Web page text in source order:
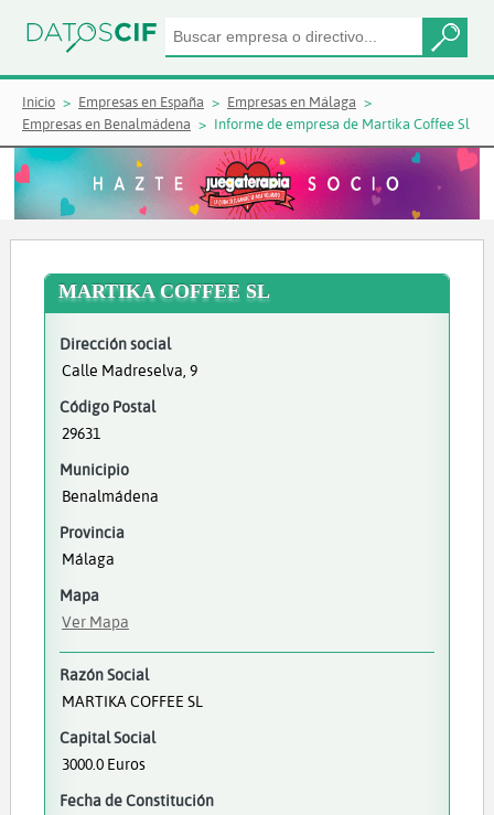
Inicio Empresas en España
Empresas en Málaga
Empresas en Benalmádena
Informe de empresa de Martika Coffee Sl
MARTIKA COFFEE SL
Dirección social
Calle Madreselva, 9
Código Postal
29631
Municipio
Benalmádena
Provincia
Málaga
Mapa
Ver Mapa
Razón Social
MARTIKA COFFEE SL
Capital Social
3000.0 Euros
Fecha de Constitución